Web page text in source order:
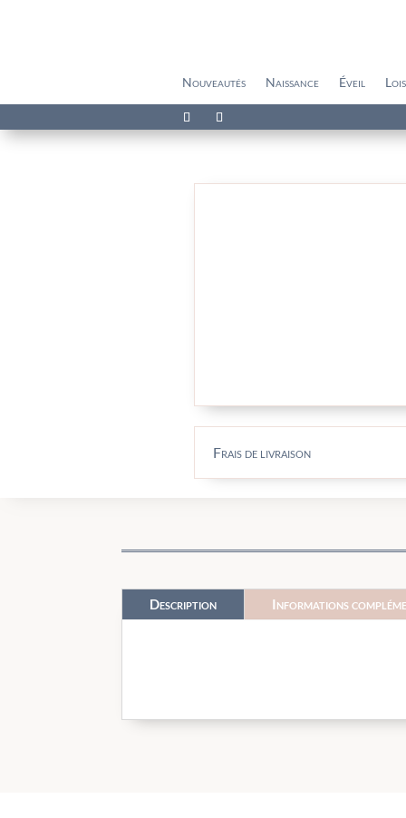
Nouveautés Naissance Éveil
Frais de livraison
Description Informations